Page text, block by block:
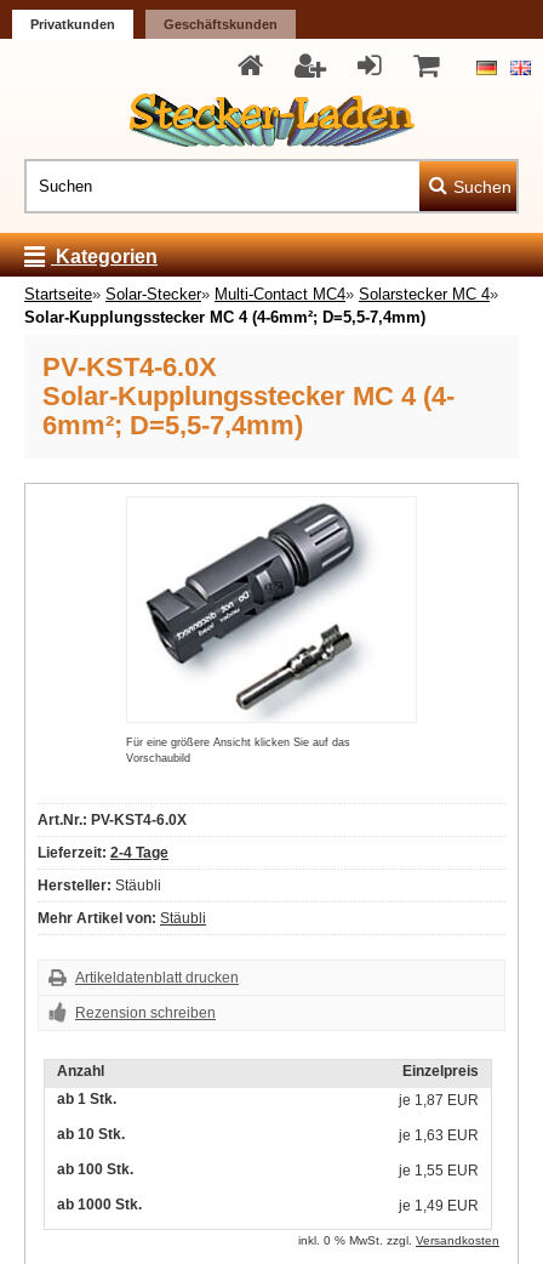
Privatkunden Geschäftskunden
Suchen
Kategorien
Startseite» Solar-Stecker» Multi-Contact MC4» Solarstecker MC 4»
Solar-Kupplungsstecker MC 4 (4-6mm²; D=5,5-7,4mm)
PV-KST4-6.0X
Solar-Kupplungsstecker MC 4 (4-
6mm²; D=5,5-7,4mm)
Für eine größere Ansicht klicken Sie auf das
Vorschaubild
Art.Nr.: PV-KST4-6.0X
Lieferzeit: 2-4 Tage
Hersteller: Stäubli
Mehr Artikel von: Stäubli
Artikeldatenblatt drucken
Rezension schreiben
Anzahl
Einzelpreis
ab 1 Stk.
je 1,87 EUR
ab 10 Stk.
je 1,63 EUR
ab 100 Stk.
je 1,55 EUR
ab 1000 Stk.
je 1,49 EUR
inkl. 0 % MwSt. zzgl. Versandkosten